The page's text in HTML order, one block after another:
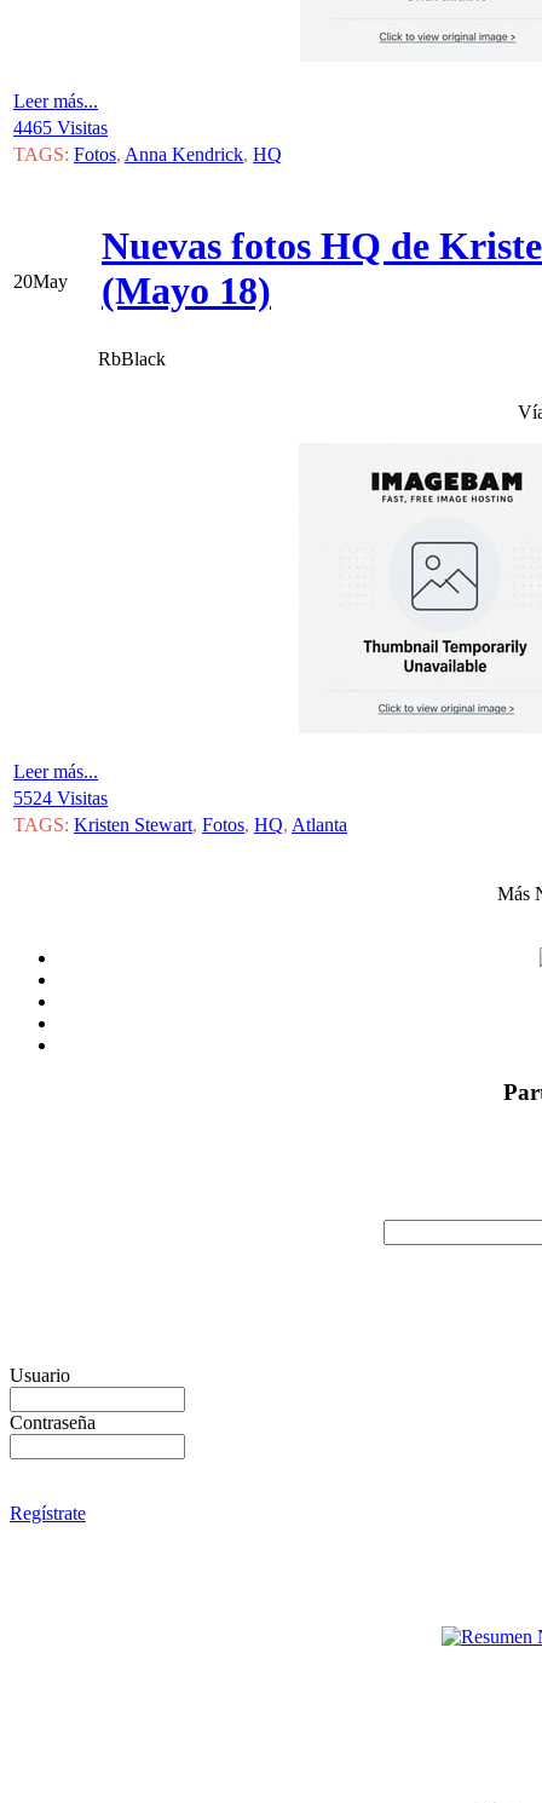
Leer más...
4465 Visitas
TAGS: Fotos, Anna Kendrick, HQ
20May
Nuevas fotos HQ de
(Mayo 18)
RbBlack
Leer más...
5524 Visitas
TAGS: Kristen Stewart, Fotos, HQ, Atlanta
Más
Usuario
Contraseña
Regístrate